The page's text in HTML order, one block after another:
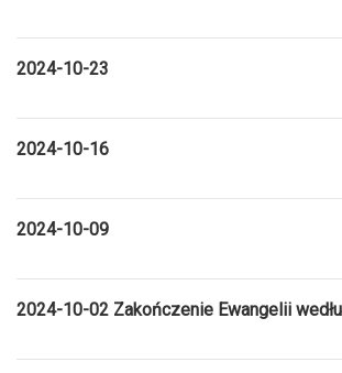
2024-10-23
2024-10-16
2024-10-09
2024-10-02 Zakończenie Ewangelii